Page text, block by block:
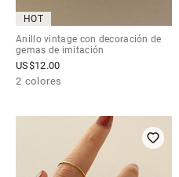
HOT
Anillo vintage con decoración de
gemas de imitación
US$12.00
2 colores